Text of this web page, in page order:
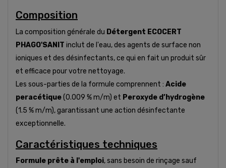
Composition
La composition générale du Détergent ECOCERT
PHAGO'SANIT inclut de l'eau, des agents de surface non
ioniques et des désinfectants, ce qui en fait un produit sûr
et efficace pour votre nettoyage.
Les sous-parties de la formule comprennent : Acide
peracétique(0.009 % m/m) et Peroxyde d’hydrogène
(1.5 % m/m), garantissant une action désinfectante
exceptionnelle.
Caractéristiques techniques
Formule prête à l'emploi, sans besoin de rinçage sauf